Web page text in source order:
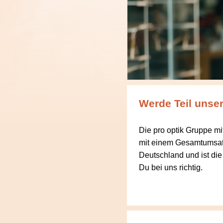
Werde Teil
Die pro optik Gruppe
mit einem
Deutschland und ist
Du bei uns richtig.